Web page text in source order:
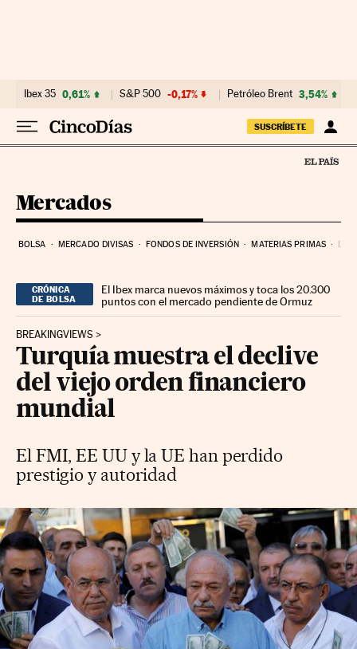
Ibex 35 0,61% S&P 500 -0,17% Petróleo Brent 3,54%
SUSCRÍBETE
Mercados
BOLSA MERCADO DIVISAS FONDOS DE INVERSIÓN MATERIAS PRIMAS
CRÓNICA
DE BOLSA
El Ibex marca nuevos máximos y toca los 20.300
puntos con el mercado pendiente de Ormuz
BREAKINGVIEWS
Turquía muestra el declive
del viejo orden financiero
mundial
El FMI, EE UU y la UE han perdido
prestigio y autoridad